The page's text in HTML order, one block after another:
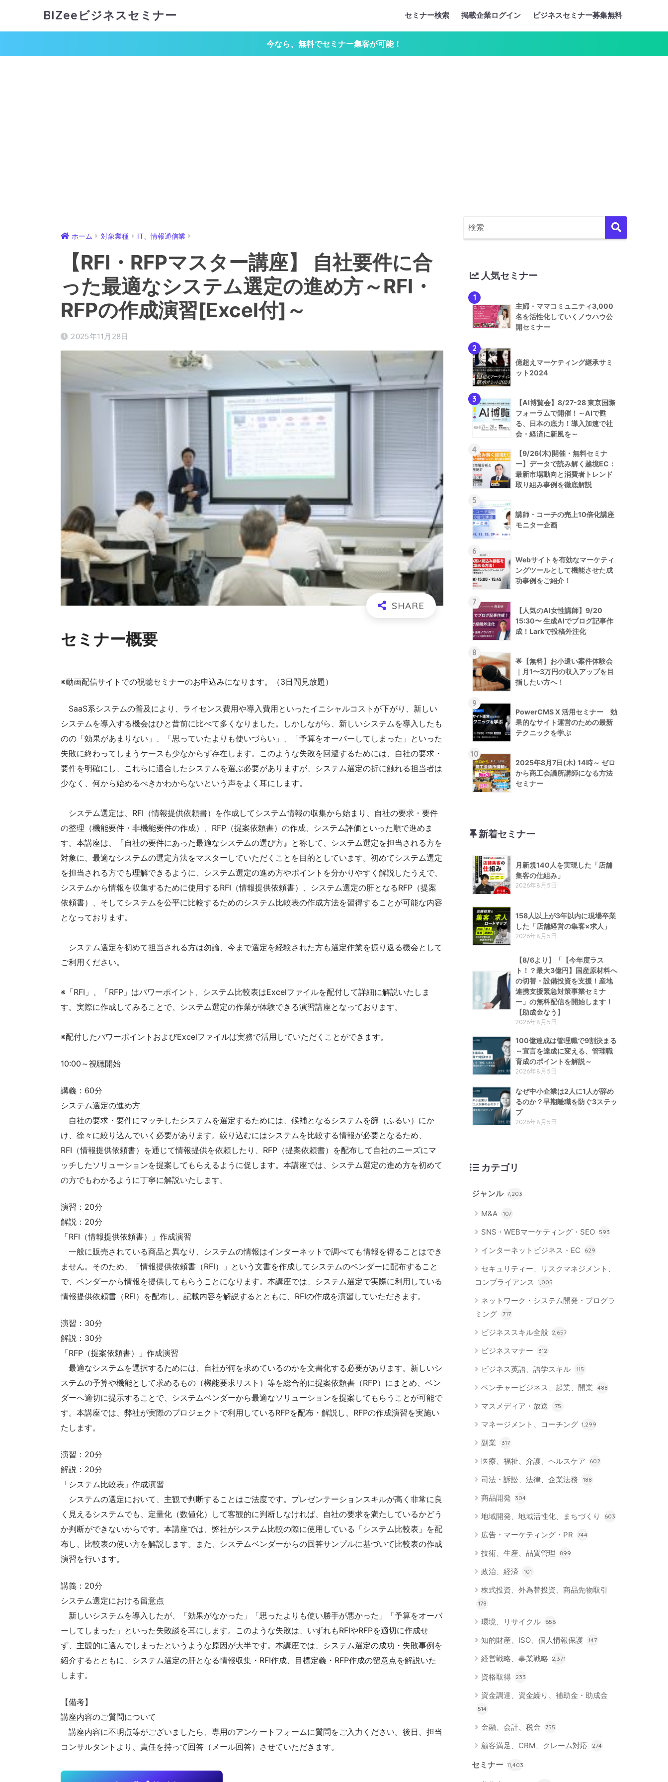
BIZeeビジネスセミナー セミナー検索 掲載企業ログイン ビジネスセミナー募集無料
今なら、無料でセミナー集客が可能！
ホーム 対象業種 IT、情報通信業
【RFI・RFPマスター講座】 自社要件に合
った最適なシステム選定の進め方～RFI・
RFPの作成演習[Excel付]～
2025年11月28日
セミナー概要
※動画配信サイトでの視聴セミナーのお申込みになります。（3日間見放題）
SaaS系システムの普及により、ライセンス費用や導入費用といったイニシャルコストが下がり、新しい
システムを導入する機会はひと昔前に比べて多くなりました。しかしながら、新しいシステムを導入したも
のの「効果があまりない」、「思っていたよりも使いづらい」、「予算をオーバーしてしまった」といった
失敗に終わってしまうケースも少なからず存在します。このような失敗を回避するためには、自社の要求・
要件を明確にし、これらに適合したシステムを選ぶ必要がありますが、システム選定の折に触れる担当者は
少なく、何から始めるべきかわからないという声をよく耳にします。
システム選定は、RFI（情報提供依頼書）を作成してシステム情報の収集から始まり、自社の要求・要件
の整理（機能要件・非機能要件の作成）、RFP（提案依頼書）の作成、システム評価といった順で進めま
す。本講座は、『自社の要件にあった最適なシステムの選び方』と称して、システム選定を担当される方を
対象に、最適なシステムの選定方法をマスターしていただくことを目的としています。初めてシステム選定
を担当される方でも理解できるように、システム選定の進め方やポイントを分かりやすく解説したうえで、
システムから情報を収集するために使用するRFI（情報提供依頼書）、システム選定の肝となるRFP（提案
依頼書）、そしてシステムを公平に比較するためのシステム比較表の作成方法を習得することが可能な内容
となっております。
システム選定を初めて担当される方は勿論、今まで選定を経験された方も選定作業を振り返る機会として
ご利用ください。
※「RFI」、「RFP」はパワーポイント、システム比較表はExcelファイルを配付して詳細に解説いたしま
す。実際に作成してみることで、システム選定の作業が体験できる演習講座となっております。
※配付したパワーポイントおよびExcelファイルは実務で活用していただくことができます。
10:00～視聴開始
講義：60分
システム選定の進め方
自社の要求・要件にマッチしたシステムを選定するためには、候補となるシステムを篩（ふるい）にか
け、徐々に絞り込んでいく必要があります。絞り込むにはシステムを比較する情報が必要となるため、
RFI（情報提供依頼書）を通じて情報提供を依頼したり、RFP（提案依頼書）を配布して自社のニーズにマ
ッチしたソリューションを提案してもらえるように促します。本講座では、システム選定の進め方を初めて
の方でもわかるように丁寧に解説いたします。
演習：20分
解説：20分
「RFI（情報提供依頼書）」作成演習
一般に販売されている商品と異なり、システムの情報はインターネットで調べても情報を得ることはでき
ません。そのため、「情報提供依頼書（RFI）」という文書を作成してシステムのベンダーに配布すること
で、ベンダーから情報を提供してもらうことになります。本講座では、システム選定で実際に利用している
情報提供依頼書（RFI）を配布し、記載内容を解説するとともに、RFIの作成を演習していただきます。
演習：30分
解説：30分
「RFP（提案依頼書）」作成演習
最適なシステムを選択するためには、自社が何を求めているのかを文書化する必要があります。新しいシ
ステムの予算や機能として求めるもの（機能要求リスト）等を総合的に提案依頼書（RFP）にまとめ、ベン
ダーへ適切に提示することで、システムベンダーから最適なソリューションを提案してもらうことが可能で
す。本講座では、弊社が実際のプロジェクトで利用しているRFPを配布・解説し、RFPの作成演習を実施い
たします。
演習：20分
解説：20分
「システム比較表」作成演習
システムの選定において、主観で判断することはご法度です。プレゼンテーションスキルが高く非常に良
く見えるシステムでも、定量化（数値化）して客観的に判断しなければ、自社の要求を満たしているかどう
か判断ができないからです。本講座では、弊社がシステム比較の際に使用している「システム比較表」を配
布し、比較表の使い方を解説します。また、システムベンダーからの回答サンプルに基づいて比較表の作成
演習を行います。
講義：20分
システム選定における留意点
新しいシステムを導入したが、「効果がなかった」「思ったよりも使い勝手が悪かった」「予算をオーバ
ーしてしまった」といった失敗談を耳にします。このような失敗は、いずれもRFIやRFPを適切に作成せ
ず、主観的に選んでしまったというような原因が大半です。本講座では、システム選定の成功・失敗事例を
紹介するとともに、システム選定の肝となる情報収集・RFI作成、目標定義・RFP作成の留意点を解説いた
します。
【備考】
講座内容のご質問について
講座内容に不明点等がございましたら、専用のアンケートフォームに質問をご入力ください。後日、担当
コンサルタントより、責任を持って回答（メール回答）させていただきます。
人気セミナー
1
主婦・ママコミュニティ3,000
名を活性化していくノウハウ公
開セミナー
2
億超えマーケティング継承サミ
ット2024
3
【AI博覧会】8/27-28 東京国際
フォーラムで開催！～AIで甦
る、日本の底力！導入加速で社
会・経済に新風を～
4
【9/26(木)開催・無料セミナ
ー】データで読み解く越境EC：
最新市場動向と消費者トレンド
取り組み事例を徹底解説
5
講師・コーチの売上10倍化講座
モニター企画
6
Webサイトを有効なマーケティ
ングツールとして機能させた成
功事例をご紹介！
7
【人気のAI女性講師】9/20
15:30〜 生成AIでブログ記事作
成！Larkで投稿外注化
8
🌟【無料】お小遣い案件体験会
｜月1〜3万円の収入アップを目
指したい方へ！
9
PowerCMS X 活用セミナー 効
果的なサイト運営のための最新
テクニックを学ぶ
10
2025年8月7日(木) 14時～ ゼロ
から商工会議所講師になる方法
セミナー
新着セミナー
月新規140人を実現した「店舗
集客の仕組み」
2026年8月5日
158人以上が3年以内に現場卒業
した「店舗経営の集客×求人」
2026年8月5日
【8/6より】「【今年度ラス
ト！？最大3億円】国産原材料へ
の切替・設備投資を支援！産地
連携支援緊急対策事業セミナ
ー」の無料配信を開始します！
【助成金なう】
2026年8月5日
100億達成は管理職で9割決まる
～宣言を達成に変える、管理職
育成のポイントを解説～
2026年8月5日
なぜ中小企業は2人に1人が辞め
るのか？早期離職を防ぐ3ステッ
プ
2026年8月5日
カテゴリ
ジャンル 7,203
M&A 107
SNS・WEBマーケティング・SEO 593
インターネットビジネス・EC 629
セキュリティー、リスクマネジメント、
コンプライアンス 1,005
ネットワーク・システム開発・プログラ
ミング
717
ビジネススキル全般 2,657
ビジネスマナー 312
ビジネス英語、語学スキル 115
ベンチャービジネス、起業、開業 488
マスメディア・放送 75
マネージメント、コーチング 1,299
副業 317
医療、福祉、介護、ヘルスケア 602
司法・訴訟、法律、企業法務 188
商品開発 304
地域開発、地域活性化、まちづくり 603
広告・マーケティング・PR 744
技術、生産、品質管理 899
政治、経済 101
株式投資、外為替投資、商品先物取引
178
環境、リサイクル 656
知的財産、ISO、個人情報保護 147
経営戦略、事業戦略 2,371
資格取得 233
資金調達、資金繰り、補助金・助成金
514
金融、会計、税金 755
顧客満足、CRM、クレーム対応 274
セミナー 11,403